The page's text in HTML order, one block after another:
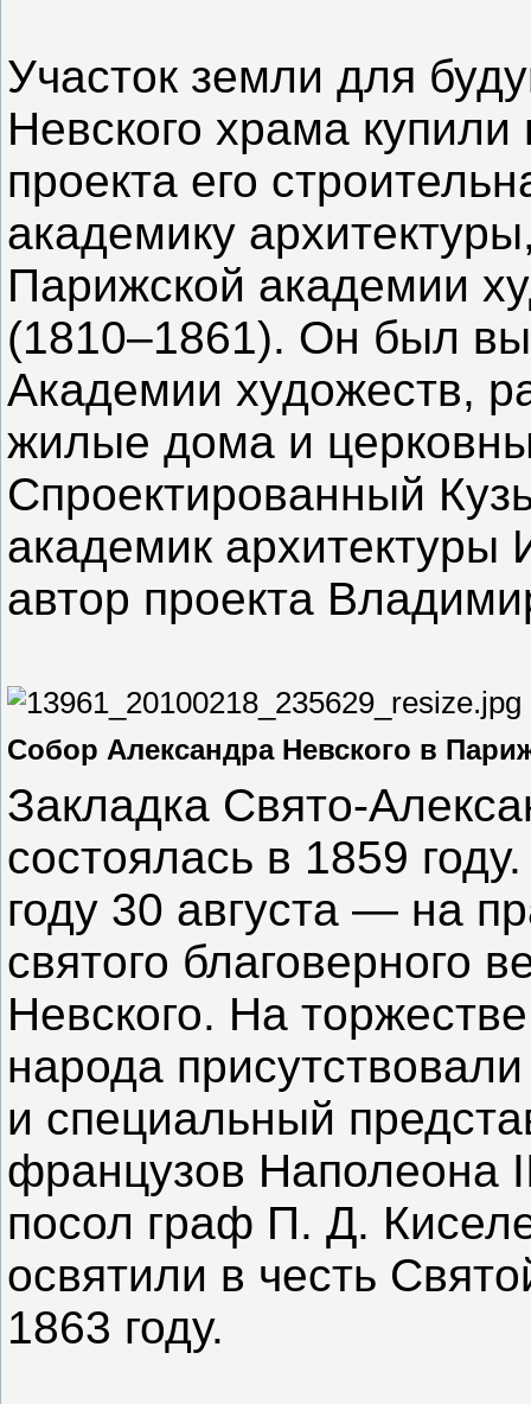
Участок земли для
Невского храма
проекта его
академику
Парижской академии
(1810–1861). Он был
Академии художеств,
жилые дома и
Спроектированный
академик
автор проекта
Собор Александра Невского в
Закладка Свято-
состоялась в 1859
году 30 августа — на
святого благоверного
Невского. На
народа
и специальный
французов Наполеона
посол граф П. Д.
освятили в честь
1863 году.